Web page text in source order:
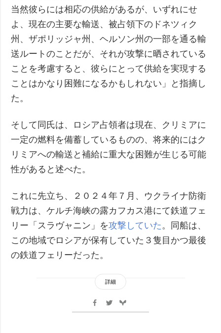
当然彼らには相応の供給があるが、いずれにせ
よ、現在の主要な輸送、被占領下のドネツィク
州、ザポリッジャ州、ヘルソン州の一部を通る輸
送ルートのことだが、それが攻撃に晒されている
ことを考慮すると、彼らにとって供給を実現する
ことはかなり困難になるかもしれない」と指摘し
た。
そして同氏は、ロシア占領者は現在、クリミアに
一定の燃料を備蓄しているものの、将来的にはク
リミアへの輸送と補給に重大な困難が生じる可能
性があると述べた。
これに先立ち、２０２４年７月、ウクライナ防衛
戦力は、ケルチ海峡の露カフカス港にて鉄道フェ
リー「スラヴャニン」を攻撃していた 。同船は、
この地域でロシアが保有していた３隻目かつ最後
の鉄道フェリーだった。
詳細